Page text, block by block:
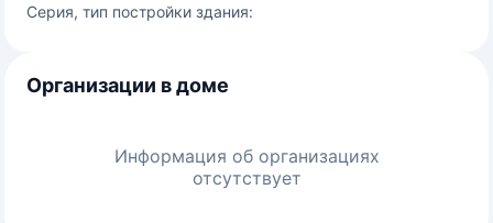
Серия, тип постройки здания:
Организации в доме
Информация об организациях
отсутствует